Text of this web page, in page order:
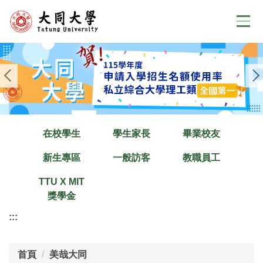
到
要
內
容
區
在校學生 學生家長 畢業校友
新生專區 一般訪客 教職員工
TTU X MIT
獎學金
:::
首頁 美哉大同